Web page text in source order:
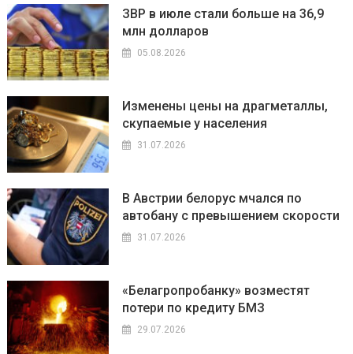
ЗВР в июле стали больше на 36,9
млн долларов
05.08.2026
Изменены цены на драгметаллы,
скупаемые у населения
31.07.2026
В Австрии белорус мчался по
автобану с превышением скорости
31.07.2026
«Белагропробанку» возместят
потери по кредиту БМЗ
29.07.2026